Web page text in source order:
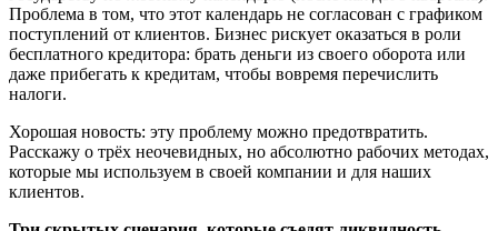
Проблема в том, что этот календарь не согласован с графиком
поступлений от клиентов. Бизнес рискует оказаться в роли
бесплатного кредитора: брать деньги из своего оборота или
даже прибегать к кредитам, чтобы вовремя перечислить
налоги.
Хорошая новость: эту проблему можно предотвратить.
Расскажу о трёх неочевидных, но абсолютно рабочих методах,
которые мы используем в своей компании и для наших
клиентов.